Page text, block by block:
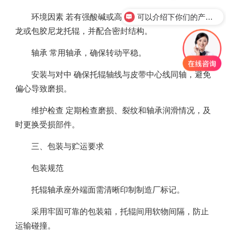
环境因素 若有强酸碱或高温环境，建议选用改性尼
龙或包胶尼龙托辊，并配合密封结构。
轴承 常用轴承，确保转动平稳。
安装与对中 确保托辊轴线与皮带中心线同轴，避免
偏心导致磨损。
维护检查 定期检查磨损、裂纹和轴承润滑情况，及
时更换受损部件。
三、包装与贮运要求
包装规范
托辊轴承座外端面需清晰印制制造厂标记。
采用牢固可靠的包装箱，托辊间用软物间隔，防止
运输碰撞。
可以介绍下你们的产品么？